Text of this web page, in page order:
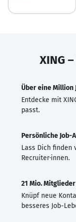
XING
Über eine Million
Entdecke mit
passt.
Persönliche Job-
Lass Dich finden
Recruiter·innen.
21 Mio. Mitglieder
Knüpf neue
besseres Job-